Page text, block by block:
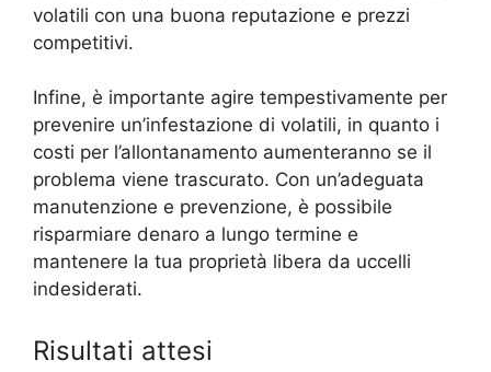
volatili con una buona reputazione e prezzi
competitivi.
Infine, è importante agire tempestivamente per
prevenire un’infestazione di volatili, in quanto i
costi per l’allontanamento aumenteranno se il
problema viene trascurato. Con un’adeguata
manutenzione e prevenzione, è possibile
risparmiare denaro a lungo termine e
mantenere la tua proprietà libera da uccelli
indesiderati.
Risultati attesi